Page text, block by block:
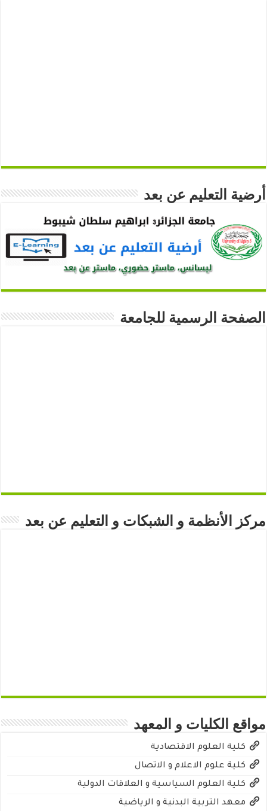
أرضية التعليم عن بعد
الصفحة الرسمية للجامعة
مركز الأنظمة و الشبكات و التعليم عن بعد
مواقع الكليات و المعهد
كلية العلوم الاقتصادية
كلية علوم الاعلام و الاتصال
كلية العلوم السياسية و العلاقات الدولية
معهد التربية البدنية و الرياضية